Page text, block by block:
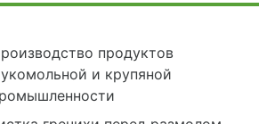
продуктов
и крупяной